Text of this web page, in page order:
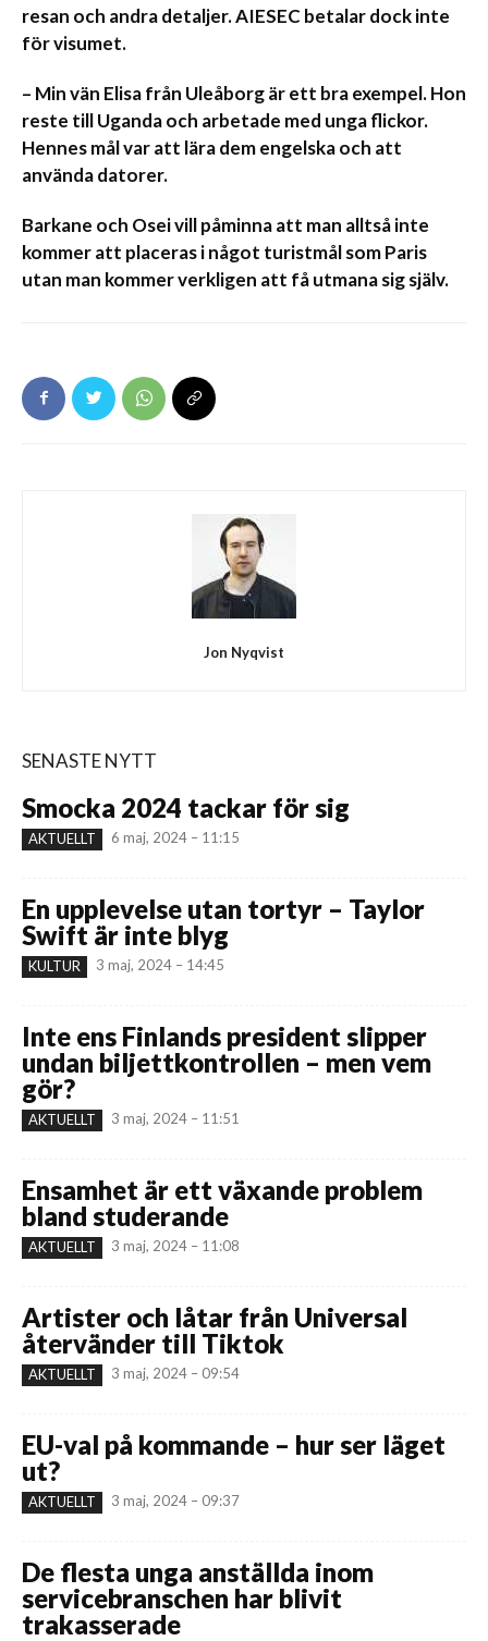
resan och andra detaljer. AIESEC betalar dock inte
för visumet.
– Min vän Elisa från Uleåborg är ett bra exempel. Hon
reste till Uganda och arbetade med unga flickor.
Hennes mål var att lära dem engelska och att
använda datorer.
Barkane och Osei vill påminna att man alltså inte
kommer att placeras i något turistmål som Paris
utan man kommer verkligen att få utmana sig själv.
Jon Nyqvist
SENASTE NYTT
Smocka 2024 tackar för sig
AKTUELLT 6 maj, 2024 – 11:15
En upplevelse utan tortyr – Taylor
Swift är inte blyg
KULTUR 3 maj, 2024 – 14:45
Inte ens Finlands president slipper
undan biljettkontrollen – men vem
gör?
AKTUELLT 3 maj, 2024 – 11:51
Ensamhet är ett växande problem
bland studerande
AKTUELLT 3 maj, 2024 – 11:08
Artister och låtar från Universal
återvänder till Tiktok
AKTUELLT 3 maj, 2024 – 09:54
EU-val på kommande – hur ser läget
ut?
AKTUELLT 3 maj, 2024 – 09:37
De flesta unga anställda inom
servicebranschen har blivit
trakasserade